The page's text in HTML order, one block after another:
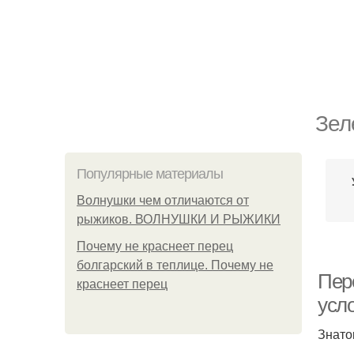
Популярные материалы
Волнушки чем отличаются от
рыжиков. ВОЛНУШКИ И РЫЖИКИ
Почему не краснеет перец
болгарский в теплице. Почему не
краснеет перец